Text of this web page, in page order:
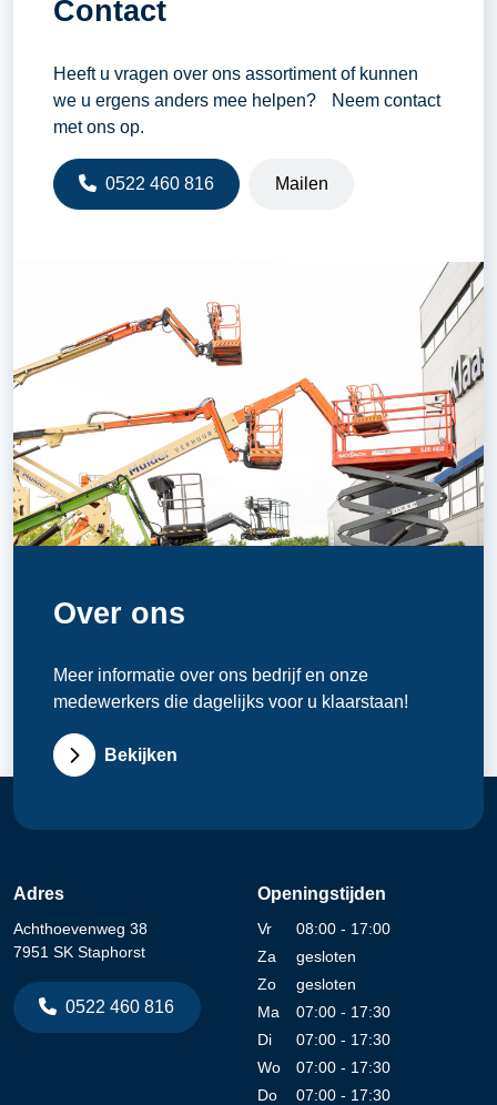
Contact
Heeft u vragen over ons assortiment of kunnen
we u ergens anders mee helpen? Neem contact
met ons op.
0522 460 816 Mailen
Over ons
Meer informatie over ons bedrijf en onze
medewerkers die dagelijks voor u klaarstaan!
Bekijken
Adres
Achthoevenweg 38
7951 SK Staphorst
0522 460 816
Openingstijden
Vr
08:00 - 17:00
Za
gesloten
Zo
gesloten
Ma
07:00 - 17:30
Di
07:00 - 17:30
Wo
07:00 - 17:30
Do
07:00 - 17:30